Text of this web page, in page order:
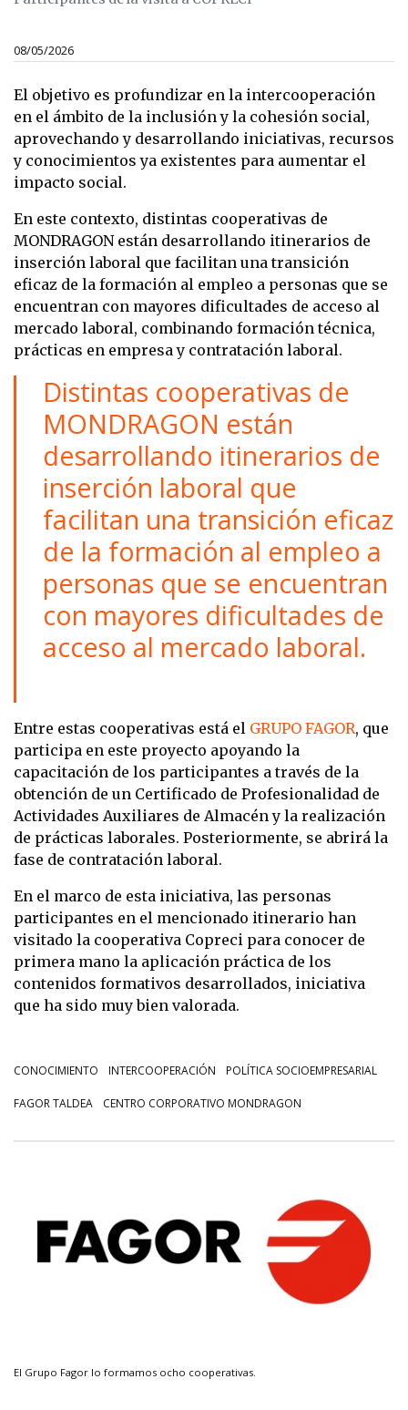
08/05/2026
El objetivo es profundizar en la intercooperación
en el ámbito de la inclusión y la cohesión social,
aprovechando y desarrollando iniciativas, recursos
y conocimientos ya existentes para aumentar el
impacto social.
En este contexto, distintas cooperativas de
MONDRAGON están desarrollando itinerarios de
inserción laboral que facilitan una transición
eficaz de la formación al empleo a personas que se
encuentran con mayores dificultades de acceso al
mercado laboral, combinando formación técnica,
prácticas en empresa y contratación laboral.
Distintas cooperativas de
MONDRAGON están
desarrollando itinerarios de
inserción laboral que
facilitan una transición eficaz
de la formación al empleo a
personas que se encuentran
con mayores dificultades de
acceso al mercado laboral.
Entre estas cooperativas está el GRUPO FAGOR, que
participa en este proyecto apoyando la
capacitación de los participantes a través de la
obtención de un Certificado de Profesionalidad de
Actividades Auxiliares de Almacén y la realización
de prácticas laborales. Posteriormente, se abrirá la
fase de contratación laboral.
En el marco de esta iniciativa, las personas
participantes en el mencionado itinerario han
visitado la cooperativa Copreci para conocer de
primera mano la aplicación práctica de los
contenidos formativos desarrollados, iniciativa
que ha sido muy bien valorada.
CONOCIMIENTO INTERCOOPERACIÓN POLÍTICA SOCIOEMPRESARIAL
FAGOR TALDEA CENTRO CORPORATIVO MONDRAGON
El Grupo Fagor lo formamos ocho cooperativas.